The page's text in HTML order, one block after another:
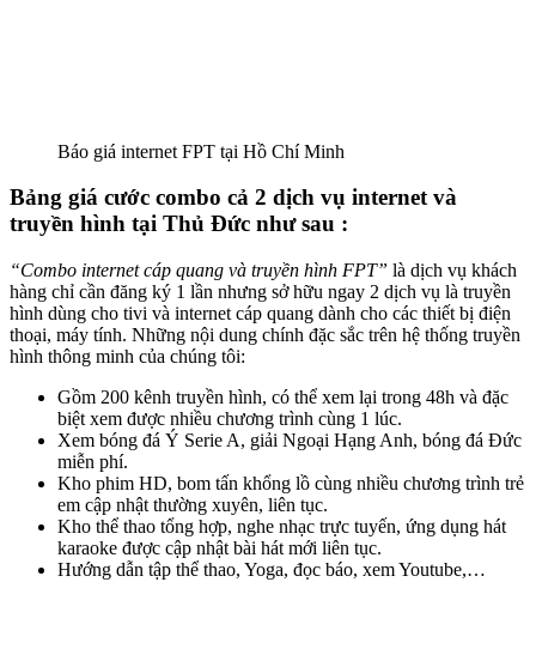
Báo giá internet FPT tại Hồ Chí Minh
Bảng giá cước combo cả 2 dịch vụ internet và
truyền hình tại Thủ Đức như sau :
“Combo internet cáp quang và truyền hình FPT” là dịch vụ khách
hàng chỉ cần đăng ký 1 lần nhưng sở hữu ngay 2 dịch vụ là truyền
hình dùng cho tivi và internet cáp quang dành cho các thiết bị điện
thoại, máy tính. Những nội dung chính đặc sắc trên hệ thống truyền
hình thông minh của chúng tôi:
Gồm 200 kênh truyền hình, có thể xem lại trong 48h và đặc
biệt xem được nhiều chương trình cùng 1 lúc.
Xem bóng đá Ý Serie A, giải Ngoại Hạng Anh, bóng đá Đức
miễn phí.
Kho phim HD, bom tấn khổng lồ cùng nhiều chương trình trẻ
em cập nhật thường xuyên, liên tục.
Kho thể thao tổng hợp, nghe nhạc trực tuyến, ứng dụng hát
karaoke được cập nhật bài hát mới liên tục.
Hướng dẫn tập thể thao, Yoga, đọc báo, xem Youtube,…